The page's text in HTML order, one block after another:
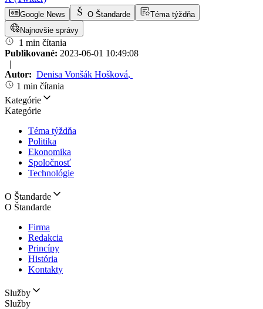
Google News O Štandarde
Téma týždňa
Najnovšie správy
1 min čítania
Publikované: 2023-06-01 10:49:08
|
Autor: Denisa Vonšák Hošková,
1 min čítania
Kategórie
Kategórie
Téma týždňa
Politika
Ekonomika
Spoločnosť
Technológie
O Štandarde
O Štandarde
Firma
Redakcia
Princípy
História
Kontakty
Služby
Služby